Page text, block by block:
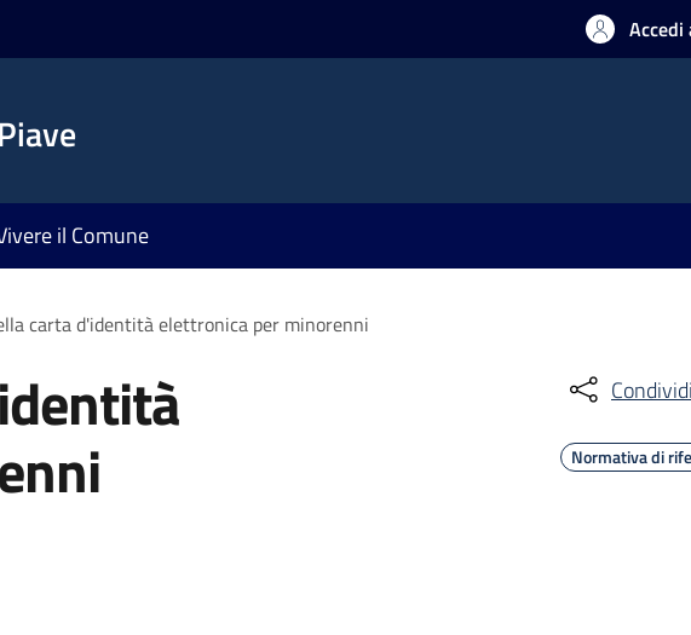
il Comune
carta d'identità elettronica per minorenni
Condividi
Normativa di